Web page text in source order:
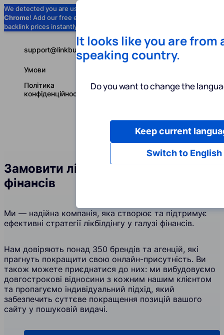
We detected you are using
Chrome! Add our free extension to check
backlink prices instantly as you browse.
Послуги
Українська
support@linkbuilder.com
Умови
Політика
конфіденційності
Замовити лінкбілдинг у галузі
фінансів
Ми — надійна компанія, яка створює та підтримує
ефективні стратегії лікбілдінгу у галузі фінансів.
Нам довіряють понад 350 брендів та агенцій, які
прагнуть покращити свою онлайн-присутність. Ви
також можете приєднатися до них: ми вибудовуємо
довгострокові відносини з кожним нашим клієнтом
та пропагуємо індивідуальний підхід, який
забезпечить суттєве покращення позицій вашого
сайту у пошуковій видачі.
It looks like you are from
speaking country.
Do you want to change the
Switch to English
Keep current